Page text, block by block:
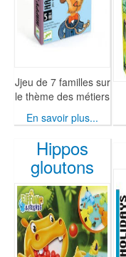
Jjeu de 7 familles sur
le thème des métiers
En savoir plus...
Hippos
gloutons